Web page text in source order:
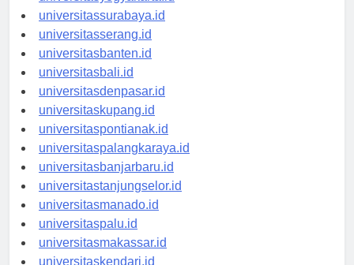
universitasyogyakarta.id
universitassurabaya.id
universitasserang.id
universitasbanten.id
universitasbali.id
universitasdenpasar.id
universitaskupang.id
universitaspontianak.id
universitaspalangkaraya.id
universitasbanjarbaru.id
universitastanjungselor.id
universitasmanado.id
universitaspalu.id
universitasmakassar.id